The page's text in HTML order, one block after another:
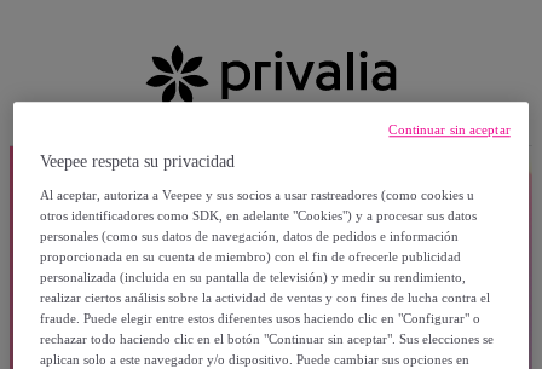
Veepee respeta su privacidad
Al aceptar, autoriza a Veepee y sus socios a usar rastreadores (como cookies u
otros identificadores como SDK, en adelante "Cookies") y a procesar sus datos
personales (como sus datos de navegación, datos de pedidos e información
proporcionada en su cuenta de miembro) con el fin de ofrecerle publicidad
personalizada (incluida en su pantalla de televisión) y medir su rendimiento,
realizar ciertos análisis sobre la actividad de ventas y con fines de lucha contra el
fraude. Puede elegir entre estos diferentes usos haciendo clic en "Configurar" o
rechazar todo haciendo clic en el botón "Continuar sin aceptar". Sus elecciones se
aplican solo a este navegador y/o dispositivo. Puede cambiar sus opciones en
Continuar sin aceptar